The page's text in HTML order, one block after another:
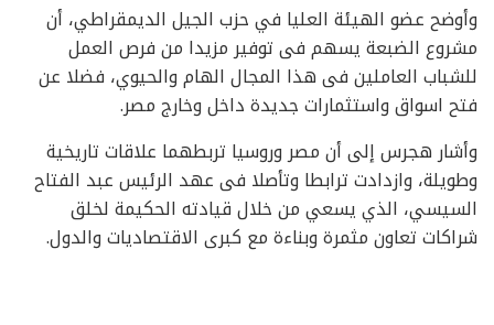
وأوضح عضو الهيئة العليا في حزب الجيل الديمقراطي، أن
مشروع الضبعة يسهم فى توفير مزيدا من فرص العمل
للشباب العاملين فى هذا المجال الهام والحيوي، فضلا عن
فتح اسواق واستثمارات جديدة داخل وخارج مصر.
وأشار هجرس إلى أن مصر وروسيا تربطهما علاقات تاريخية
وطويلة، وازدادت ترابطا وتأصلا فى عهد الرئيس عبد الفتاح
السيسي، الذي يسعي من خلال قيادته الحكيمة لخلق
شراكات تعاون مثمرة وبناءة مع كبرى الاقتصاديات والدول.